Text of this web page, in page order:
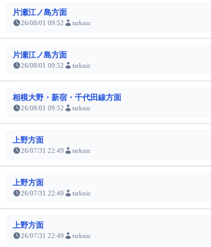
片瀬江ノ島方面
26/08/01 09:52 tsrknic
片瀬江ノ島方面
26/08/01 09:52 tsrknic
相模大野・新宿・千代田線方面
26/08/01 09:52 tsrknic
上野方面
26/07/31 22:49 tsrknic
上野方面
26/07/31 22:49 tsrknic
上野方面
26/07/31 22:49 tsrknic